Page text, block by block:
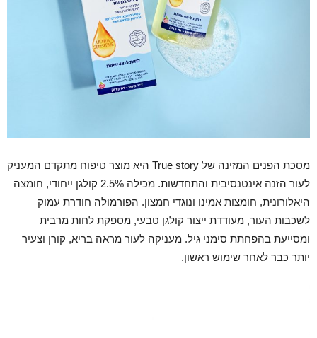
מסכת הפנים המזינה של True story היא מוצר טיפוח מתקדם המעניק
לעור הזנה אינטנסיבית והתחדשות. מכילה 2.5% קולגן ייחודי, חומצה
היאלורונית, חומצות אמינו ונוגדי חמצון. הפורמולה חודרת עמוק
לשכבות העור, מעודדת ייצור קולגן טבעי, מספקת לחות מרבית
ומסייעת בהפחתת סימני גיל. מעניקה לעור מראה בריא, קורן וצעיר
יותר כבר לאחר שימוש ראשון.